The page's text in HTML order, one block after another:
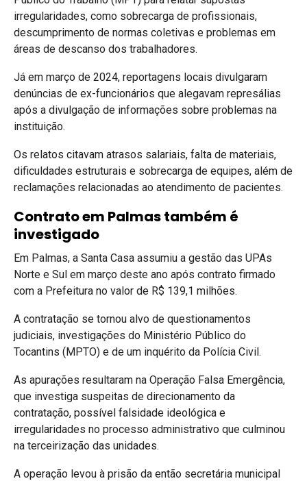
irregularidades, como sobrecarga de profissionais,
descumprimento de normas coletivas e problemas em
áreas de descanso dos trabalhadores.
Já em março de 2024, reportagens locais divulgaram
denúncias de ex-funcionários que alegavam represálias
após a divulgação de informações sobre problemas na
instituição.
Os relatos citavam atrasos salariais, falta de materiais,
dificuldades estruturais e sobrecarga de equipes, além de
reclamações relacionadas ao atendimento de pacientes.
Contrato em Palmas também é
investigado
Em Palmas, a Santa Casa assumiu a gestão das UPAs
Norte e Sul em março deste ano após contrato firmado
com a Prefeitura no valor de R$ 139,1 milhões.
A contratação se tornou alvo de questionamentos
judiciais, investigações do Ministério Público do
Tocantins (MPTO) e de um inquérito da Polícia Civil.
As apurações resultaram na Operação Falsa Emergência,
que investiga suspeitas de direcionamento da
contratação, possível falsidade ideológica e
irregularidades no processo administrativo que culminou
na terceirização das unidades.
A operação levou à prisão da então secretária municipal